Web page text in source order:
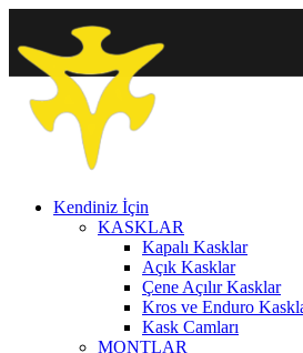
Kendiniz İçin
KASKLAR
Kapalı Kasklar
Açık Kasklar
Çene Açılır Kasklar
Kros ve Enduro
Kask Camları
MONTLAR